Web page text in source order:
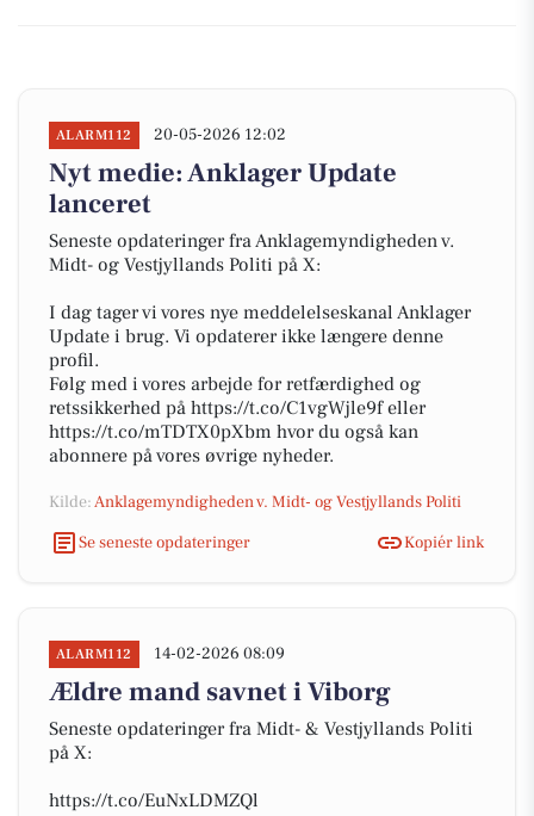
ALARM112 20-05-2026 12:02
Nyt medie: Anklager Update
lanceret
Seneste opdateringer fra Anklagemyndigheden v.
Midt- og Vestjyllands Politi på X:
I dag tager vi vores nye meddelelseskanal Anklager
Update i brug. Vi opdaterer ikke længere denne
profil.
Følg med i vores arbejde for retfærdighed og
retssikkerhed på https://t.co/C1vgWjle9f eller
https://t.co/mTDTX0pXbm hvor du også kan
abonnere på vores øvrige nyheder.
Kilde:Anklagemyndigheden v. Midt- og Vestjyllands Politi
Se seneste opdateringer
Kopiér link
ALARM112 14-02-2026 08:09
Ældre mand savnet i Viborg
Seneste opdateringer fra Midt- & Vestjyllands Politi
på X:
https://t.co/EuNxLDMZQl